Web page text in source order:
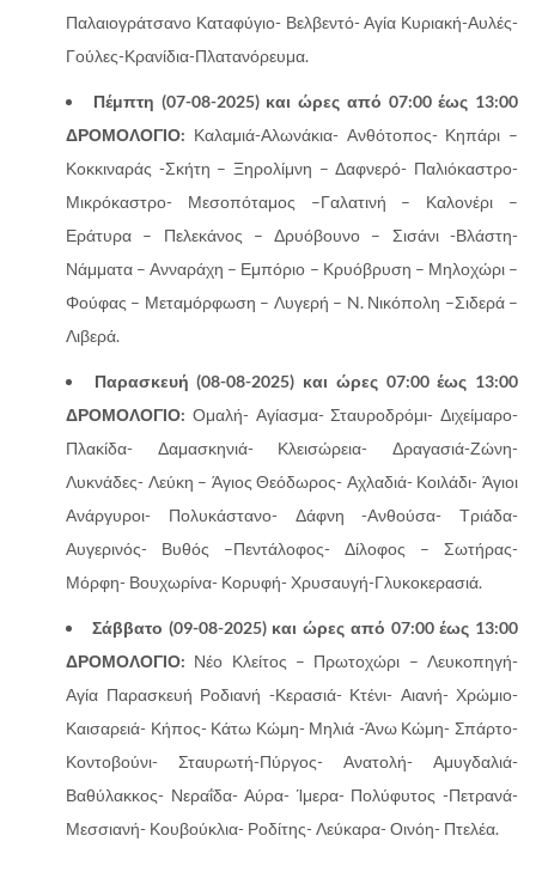
Παλαιογράτσανο Καταφύγιο- Βελβεντό- Αγία Κυριακή-Αυλές-
Γούλες-Κρανίδια-Πλατανόρευμα.
Πέμπτη (07-08-2025) και ώρες από 07:00 έως 13:00
ΔΡΟΜΟΛΟΓΙΟ: Καλαμιά-Αλωνάκια- Ανθότοπος- Κηπάρι –
Κοκκιναράς -Σκήτη – Ξηρολίμνη – Δαφνερό- Παλιόκαστρο-
Μικρόκαστρο- Μεσοπόταμος –Γαλατινή – Καλονέρι –
Εράτυρα – Πελεκάνος – Δρυόβουνο – Σισάνι -Βλάστη-
Νάμματα – Ανναράχη – Εμπόριο – Κρυόβρυση – Μηλοχώρι –
Φούφας – Μεταμόρφωση – Λυγερή – N. Νικόπολη –Σιδερά –
Λιβερά.
Παρασκευή (08-08-2025) και ώρες 07:00 έως 13:00
ΔΡΟΜΟΛΟΓΙΟ: Ομαλή- Αγίασμα- Σταυροδρόμι- Διχείμαρο-
Πλακίδα- Δαμασκηνιά- Κλεισώρεια- Δραγασιά-Ζώνη-
Λυκνάδες- Λεύκη – Άγιος Θεόδωρος- Αχλαδιά- Κοιλάδι- Άγιοι
Ανάργυροι- Πολυκάστανο- Δάφνη -Ανθούσα- Τριάδα-
Αυγερινός- Βυθός –Πεντάλοφος- Δίλοφος – Σωτήρας-
Μόρφη- Βουχωρίνα- Κορυφή- Χρυσαυγή-Γλυκοκερασιά.
Σάββατο (09-08-2025) και ώρες από 07:00 έως 13:00
ΔΡΟΜΟΛΟΓΙΟ: Νέο Κλείτος – Πρωτοχώρι – Λευκοπηγή-
Αγία Παρασκευή Ροδιανή -Κερασιά- Κτένι- Αιανή- Χρώμιο-
Καισαρειά- Κήπος- Κάτω Κώμη- Μηλιά -Άνω Κώμη- Σπάρτο-
Κοντοβούνι- Σταυρωτή-Πύργος- Ανατολή- Αμυγδαλιά-
Βαθύλακκος- Νεραΐδα- Αύρα- Ίμερα- Πολύφυτος -Πετρανά-
Μεσσιανή- Κουβούκλια- Ροδίτης- Λεύκαρα- Οινόη- Πτελέα.